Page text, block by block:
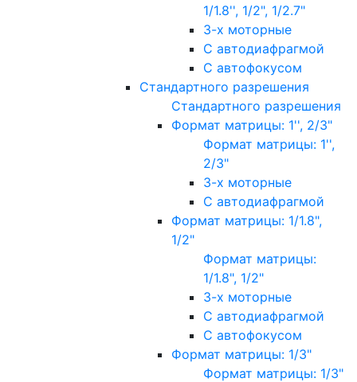
1/1.8'', 1/2", 1/2.7"
3-х моторные
С автодиафрагмой
С автофокусом
Стандартного разрешения
Стандартного разрешения
Формат матрицы: 1'', 2/3"
Формат матрицы: 1'',
2/3"
3-х моторные
С автодиафрагмой
Формат матрицы: 1/1.8",
1/2"
Формат матрицы:
1/1.8", 1/2"
3-х моторные
С автодиафрагмой
С автофокусом
Формат матрицы: 1/3"
Формат матрицы: 1/3"